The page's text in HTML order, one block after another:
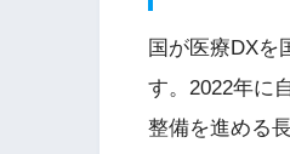
国が医療DXを
す。2022年に
整備を進める